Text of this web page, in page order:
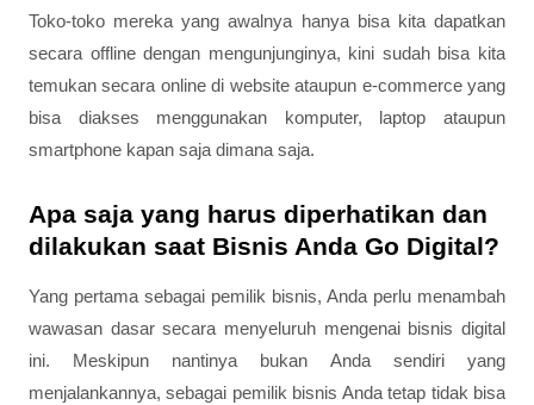
Toko-toko mereka yang awalnya hanya bisa kita dapatkan
secara offline dengan mengunjunginya, kini sudah bisa kita
temukan secara online di website ataupun e-commerce yang
bisa diakses menggunakan komputer, laptop ataupun
smartphone kapan saja dimana saja.
Apa saja yang harus diperhatikan dan
dilakukan saat Bisnis Anda Go Digital?
Yang pertama sebagai pemilik bisnis, Anda perlu menambah
wawasan dasar secara menyeluruh mengenai bisnis digital
ini. Meskipun nantinya bukan Anda sendiri yang
menjalankannya, sebagai pemilik bisnis Anda tetap tidak bisa